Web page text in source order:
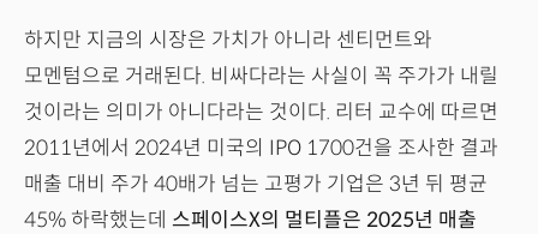
하지만 지금의 시장은 가치가 아니라 센티먼트와
모멘텀으로 거래된다. 비싸다라는 사실이 꼭 주가가 내릴
것이라는 의미가 아니다라는 것이다. 리터 교수에 따르면
2011년에서 2024년 미국의 IPO 1700건을 조사한 결과
매출 대비 주가 40배가 넘는 고평가 기업은 3년 뒤 평균
45% 하락했는데 스페이스X의 멀티플은 2025년 매출